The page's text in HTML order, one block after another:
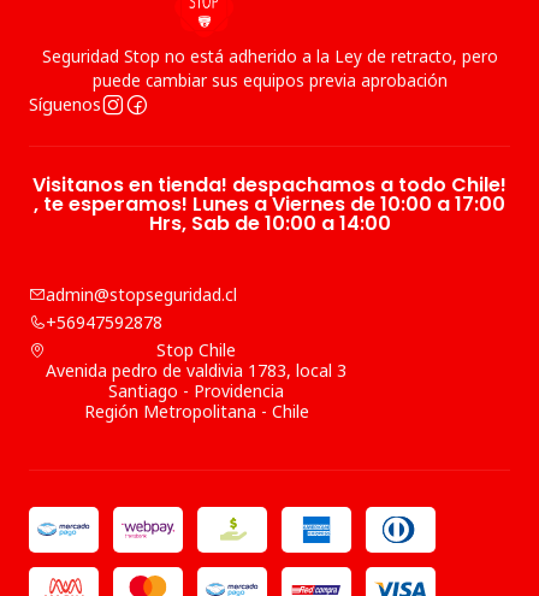
Seguridad Stop no está adherido a la Ley de retracto, pero
puede cambiar sus equipos previa aprobación
Síguenos
Visitanos en tienda! despachamos a todo Chile!
, te esperamos! Lunes a Viernes de 10:00 a 17:00
Hrs, Sab de 10:00 a 14:00
admin@stopseguridad.cl
+56947592878
Stop Chile
Avenida pedro de valdivia 1783, local 3
Santiago - Providencia
Región Metropolitana - Chile